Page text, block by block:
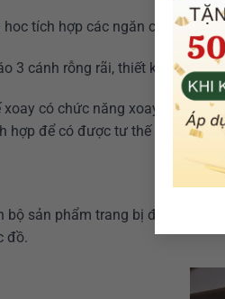
hoc tích hợp các ngăn chứa sách
3 cánh rỗng rãi, thiết kế họa tiết
xoay có chức năng xoay đa
hợp để có được tư thế ngồi học
bộ sản phẩm trang bị đầy đủ
đồ.